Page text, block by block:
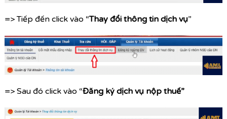
=> Tiếp đến click vào “Thay đổi thông tin dịch vụ”
=> Sau đó click vào “Đăng ký dịch vụ nộp thuế”